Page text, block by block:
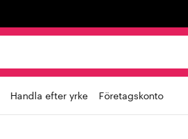
Handla efter yrke Företagskonto